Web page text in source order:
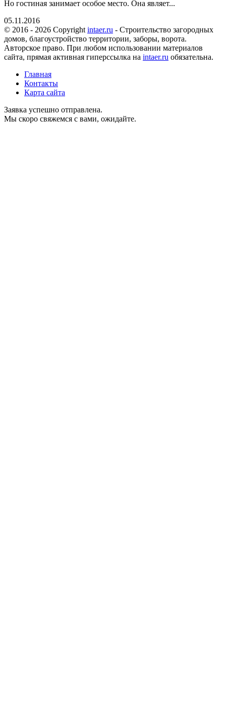
Но гостиная занимает особое место. Она являет...
05.11.2016
© 2016 - 2026 Copyright intaer.ru - Cтроительство загородных
домов, благоустройство территории, заборы, ворота.
Авторское право. При любом использовании материалов
сайта, прямая активная гиперссылка на intaer.ru обязательна.
Главная
Контакты
Карта сайта
Заявка успешно отправлена.
Мы скоро свяжемся с вами, ожидайте.